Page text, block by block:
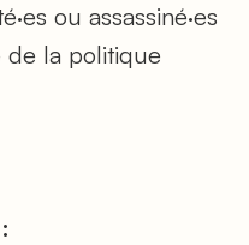
ou assassiné·es
de la politique